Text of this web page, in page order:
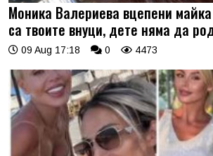
Моника Валериева вцепени
са твоите внуци, дете няма да
09 Aug 17:18 0 4473